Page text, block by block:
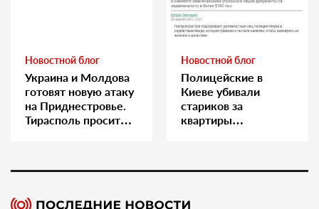
Новостной блог
Украина и Молдова
готовят новую атаку
на Приднестровье.
Тирасполь просит
Новостной блог
Полицейские в
Киеве убивали
стариков за
квартиры…